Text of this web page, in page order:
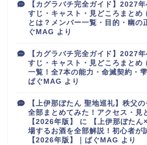
【カグラバチ完全ガイド】2027
すじ・キャスト・見どころまとめ
とは？メンバー一覧・目的・幽の
ぐMAG より
【カグラバチ完全ガイド】2027
すじ・キャスト・見どころまとめ
一覧！全7本の能力・命滅契約・
ぱぐMAG より
【上伊那ぼたん 聖地巡礼】秩父
全部まとめてみた！アクセス・見
【2026年版】
に
【上伊那ぼた
場するお酒を全部解説！初心者が
【2026年版】｜ぱぐMAG より